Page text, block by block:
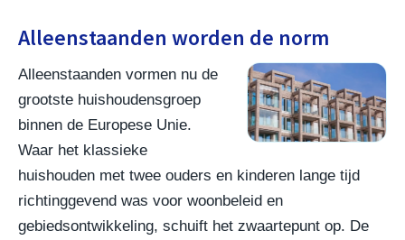
Alleenstaanden worden de norm
Alleenstaanden vormen nu de
grootste huishoudensgroep
binnen de Europese Unie.
Waar het klassieke
huishouden met twee ouders en kinderen lange tijd
richtinggevend was voor woonbeleid en
gebiedsontwikkeling, schuift het zwaartepunt op. De